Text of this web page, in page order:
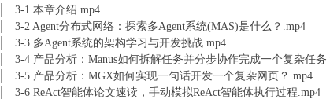
│ 3-1 本章介绍.mp4
│ 3-2 Agent分布式网络：探索多Agent系统(MAS)是什么？.mp4
│ 3-3 多Agent系统的架构学习与开发挑战.mp4
│ 3-4 产品分析：Manus如何拆解任务并分步协作完成一个复杂任务
│ 3-5 产品分析：MGX如何实现一句话开发一个复杂网页？.mp4
│ 3-6 ReAct智能体论文速读，手动模拟ReAct智能体执行过程.mp4